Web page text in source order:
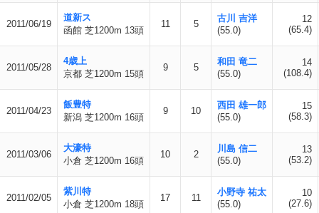
2011/06/19
道新ス
函館 芝1200m 13頭
11 5
古川 吉洋
(55.0)
12
(65.4)
2011/05/28
4歳上
京都 芝1200m 15頭
9 5
和田 竜二
(55.0)
14
(108.4)
2011/04/23
飯豊特
新潟 芝1200m 16頭
9 10
西田 雄一郎
(55.0)
15
(58.3)
2011/03/06
大濠特
小倉 芝1200m 16頭
10 2
川島 信二
(55.0)
13
(53.2)
2011/02/05
紫川特
小倉 芝1200m 18頭
17 11
小野寺 祐太
(55.0)
10
(27.6)